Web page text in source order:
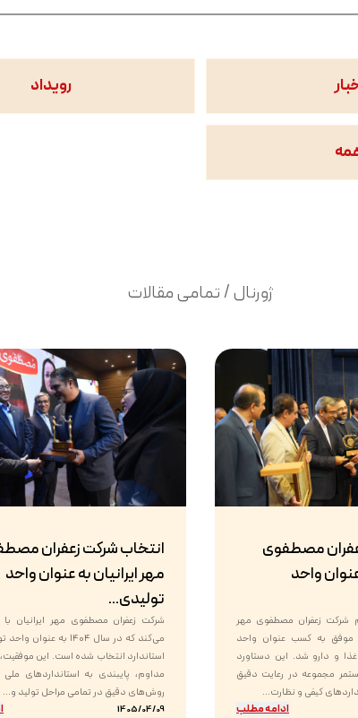
رویداد
ژورنال / تمامی مقالات
مصطفوی
واحد
شرکت زعفران مصطفوی مهر
ایرانیان در سال ۱۴۰۴ موفق به کسب عنوان واحد
و دارو شد. این دستاورد
مجموعه در رعایت دقیق
کیفی و نظارت...
ادامه مطلب
انتخاب شرکت زعفران
مهر ایرانیان به عنوان واحد
تولیدی...
شرکت زعفران مصطفوی مهر ایرانیان با
می‌کند که در سال ۱۴۰۴ به
استاندارد انتخاب شده است. این
مداوم، پایبندی به استانداردهای ملی
روش‌های دقیق در تمامی مراحل تولید و...
1405/04/09